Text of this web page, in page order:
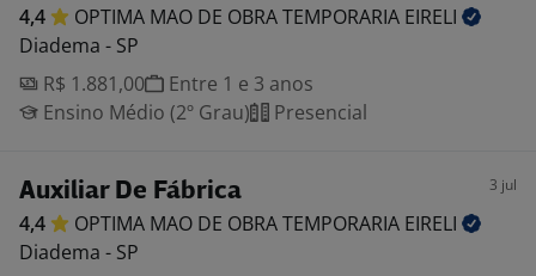
4,4 OPTIMA MAO DE OBRA TEMPORARIA EIRELI
Diadema - SP
R$ 1.881,00
Entre 1 e 3 anos
Ensino Médio (2º Grau)
Presencial
Auxiliar De Fábrica 3 jul
4,4 OPTIMA MAO DE OBRA TEMPORARIA EIRELI
Diadema - SP